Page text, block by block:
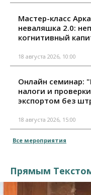
Мастер-класс
неваляшка 2.0:
когнитивный
18 августа 2026, 10:00
Онлайн семинар:
налоги и
экспортом без
18 августа 2026, 15:00
Все мероприятия
Прямым